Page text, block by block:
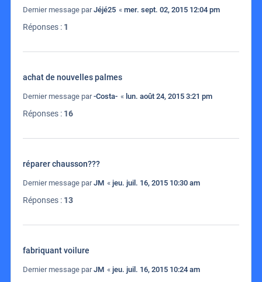
Dernier message parJéjé25 « mer. sept. 02, 2015 12:04 pm
Réponses : 1
achat de nouvelles palmes
Dernier message par-Costa- « lun. août 24, 2015 3:21 pm
Réponses : 16
réparer chausson???
Dernier message parJM « jeu. juil. 16, 2015 10:30 am
Réponses : 13
fabriquant voilure
Dernier message parJM « jeu. juil. 16, 2015 10:24 am